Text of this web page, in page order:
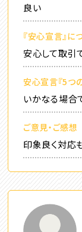
良い
『安心宣言』に
安心して取引
安心宣言『5つ
いかなる場合
ご意見・ご感想
印象良く対応